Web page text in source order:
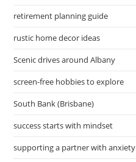
retirement planning guide
rustic home decor ideas
Scenic drives around Albany
screen-free hobbies to explore
South Bank (Brisbane)
success starts with mindset
supporting a partner with anxiety